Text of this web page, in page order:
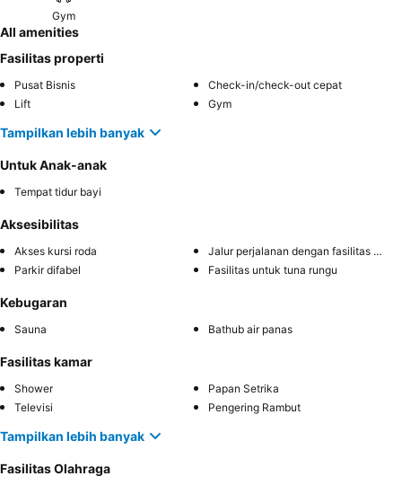
Gym
All amenities
Fasilitas properti
Pusat Bisnis
Check-in/check-out cepat
Lift
Gym
Tampilkan lebih banyak
Untuk Anak-anak
Tempat tidur bayi
Aksesibilitas
Akses kursi roda
Jalur perjalanan dengan fasilitas difabel
Parkir difabel
Fasilitas untuk tuna rungu
Kebugaran
Sauna Bathub air panas
Fasilitas kamar
Shower
Papan Setrika
Televisi
Pengering Rambut
Tampilkan lebih banyak
Fasilitas Olahraga